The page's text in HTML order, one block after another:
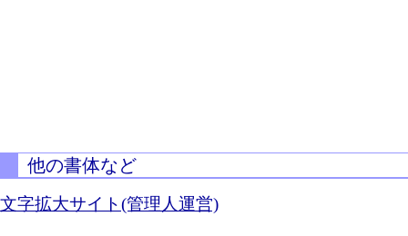
他の書体など
文字拡大サイト(管理人運営)